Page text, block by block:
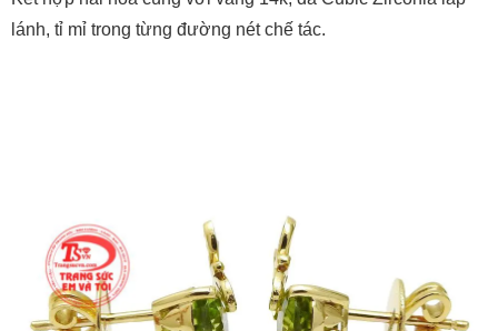
lánh, tỉ mỉ trong từng đường nét chế tác.